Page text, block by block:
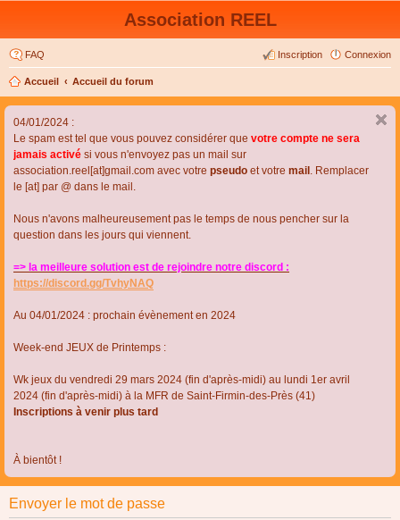
Association REEL
FAQ Connexion
Inscription
Accueil Accueil du forum
04/01/2024 :
Le spam est tel que vous pouvez considérer que votre compte ne sera
jamais activé si vous n'envoyez pas un mail sur
association.reel[at]gmail.com avec votre pseudo et votre mail . Remplacer
le [at] par @ dans le mail.
Nous n'avons malheureusement pas le temps de nous pencher sur la
question dans les jours qui viennent.
=> la meilleure solution est de rejoindre notre discord :
https://discord.gg/TvhyNAQ
Au 04/01/2024 : prochain évènement en 2024
Week-end JEUX de Printemps :
Wk jeux du vendredi 29 mars 2024 (fin d'après-midi) au lundi 1er avril
2024 (fin d'après-midi) à la MFR de Saint-Firmin-des-Près (41)
Inscriptions à venir plus tard
À bientôt !
Envoyer le mot de passe